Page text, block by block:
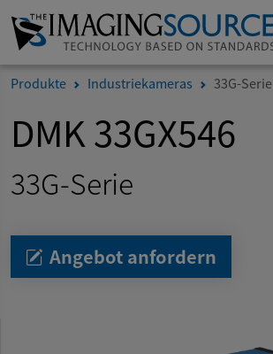
Produkte Industriekameras 33G-Serie
DMK 33GX546
33G-Serie
Angebot anfordern